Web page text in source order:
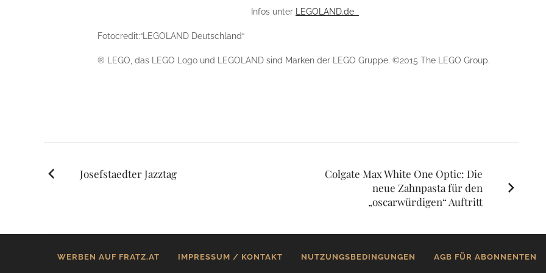
Infos unter LEGOLAND.de
Fotocredit:“LEGOLAND Deutschland“
® LEGO, das LEGO Logo und LEGOLAND sind Marken der LEGO Gruppe. ©2015 The LEGO Group.
PostsJosefstaedter Jazztag
Colgate Max White One Optic: Die
neue Zahnpasta für den
„oscarwürdigen“ Auftritt
WERBEN AUF FRATZ.AT IMPRESSUM / KONTAKT NUTZUNGSBEDINGUNGEN AGB FÜR ABONNENTEN